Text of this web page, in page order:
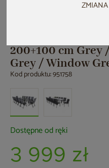
200+100 cm Grey
Grey / Window
Kod produktu: 951758
Dostępne od ręki
3 999 zł